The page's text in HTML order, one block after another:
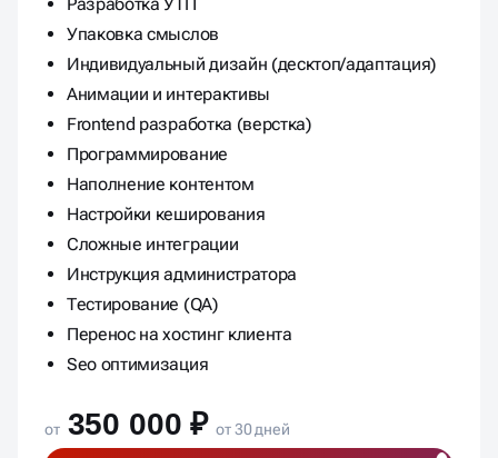
Упаковка смыслов
Индивидуальный дизайн (десктоп/адаптация)
Анимации и интерактивы
Frontend разработка (верстка)
Программирование
Наполнение контентом
Настройки кеширования
Сложные интеграции
Инструкция администратора
Тестирование (QA)
Перенос на хостинг клиента
Seo оптимизация
от 350 000 ₽ от 30 дней